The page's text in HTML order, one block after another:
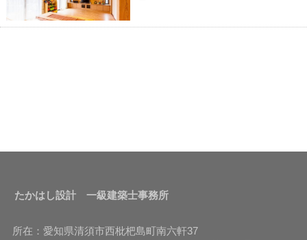
たかはし設計 一級建築士事務所
所在：愛知県清須市西枇杷島町南六軒37